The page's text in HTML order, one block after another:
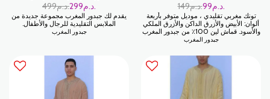
149 د.م.99 د.م.
تونك مغربي تقليدي ، موديل متوفر بأربعة
ألوان: الأبيض والأزرق الداكن والأزرق الملكي
والأسود. قماش لين 100٪ من جبدور المغرب
جبدور المغرب
499 د.م.299 د.م.
يقدم لك جبدور المغرب مجموعة جديدة من
الملابس التقليدية للرجال والأطفال.
جبدور المغرب